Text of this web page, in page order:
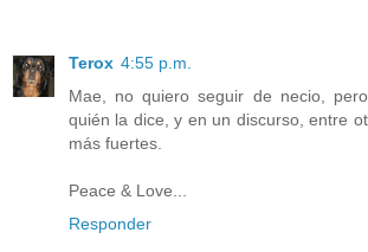
Terox 4:55 p.m.
Mae, no quiero seguir de necio,
quién la dice, y en un discurso, entre
más fuertes.
Peace & Love...
Responder